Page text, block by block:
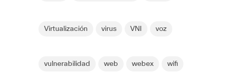
Virtualización virus VNI voz
vulnerabilidad web webex wifi